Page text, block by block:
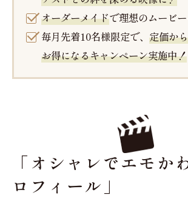
オーダーメイドで理想のムービ
毎月先着10名様限定で、 定価か
お得になるキャンペーン実施中！
「オシャレでエモか
ロフィール」